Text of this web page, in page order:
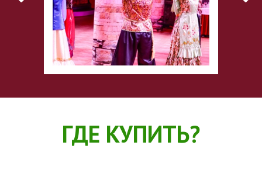
ГДЕ КУПИТЬ?